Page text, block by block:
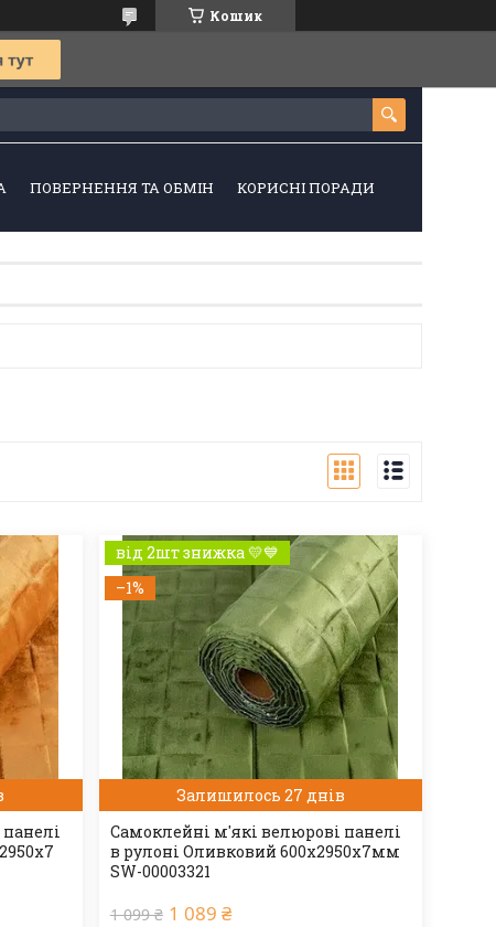
Кошик
ПОВЕРНЕННЯ ТА ОБМІН КОРИСНІ ПОРАДИ
від 2шт знижка 💛💙
–1%
Залишилось 27 днів
Самоклейні м'які велюрові панелі
в рулоні Оливковий 600х2950х7мм
SW-00003321
1 099 ₴ 1 089 ₴